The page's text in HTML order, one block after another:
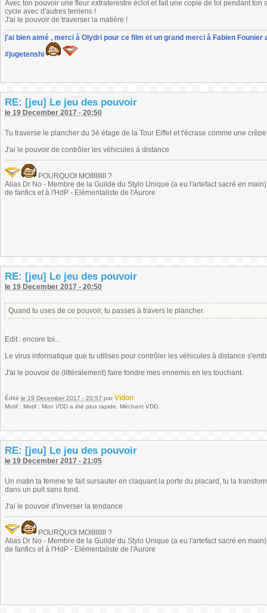
Avec ton pouvoir une fleur extraterestre éclot et fait une copie de toi pendant
cycle avec d'autres terriens !
J'ai le pouvoir de traverser la matière !
j'ai bien aimé , merci à Olydri pour ce film et un grand merci à Fabien
#jugetenshi
RE: [jeu] Le jeu des pouvoir
le 19 December 2017 - 20:50
Tu traverse le plancher du 3è étage de la Tour Eiffel et t'écrase comme une crêpe
J'ai le pouvoir de contrôler les véhicules à distance
POURQUOI MOIIIIIIIII ?
Alias Dr No - Membre de la Guilde du Stylo Unique (a eu l'artefact sacré en
de fanfics et à l'HdP - Elémentaliste de l'Aurore
RE: [jeu] Le jeu des pouvoir
le 19 December 2017 - 20:50
Quand tu uses de ce pouvoir, tu passes à travers le plancher.
Edit : encore toi...
Le virus informatique que tu utilises pour contrôler les véhicules à distance
J'ai le pouvoir de (littéralement) faire fondre mes ennemis en les touchant.
Édité le 19 December 2017 - 20:57 par Vidon
Motif : Motif : Mon VDD a été plus rapide. Méchant VDD.
RE: [jeu] Le jeu des pouvoir
le 19 December 2017 - 21:05
Un matin ta femme te fait sursauter en claquant la porte du placard, tu la
dans un puit sans fond.
J'ai le pouvoir d'inverser la tendance
POURQUOI MOIIIIIIIII ?
Alias Dr No - Membre de la Guilde du Stylo Unique (a eu l'artefact sacré en
de fanfics et à l'HdP - Elémentaliste de l'Aurore